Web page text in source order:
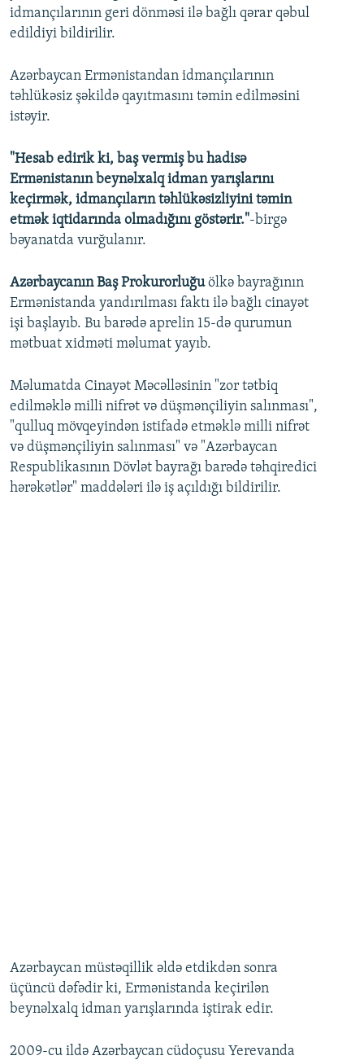
idmançılarının geri dönməsi ilə bağlı qərar qəbul
edildiyi bildirilir.
Azərbaycan Ermənistandan idmançılarının
təhlükəsiz şəkildə qayıtmasını təmin edilməsini
istəyir.
"Hesab edirik ki, baş vermiş bu hadisə
Ermənistanın beynəlxalq idman yarışlarını
keçirmək, idmançıların təhlükəsizliyini təmin
etmək iqtidarında olmadığını göstərir."-birgə
bəyanatda vurğulanır.
Azərbaycanın Baş Prokurorluğuölkə bayrağının
Ermənistanda yandırılması faktı ilə bağlı cinayət
işi başlayıb. Bu barədə aprelin 15-də qurumun
mətbuat xidməti məlumat yayıb.
Məlumatda Cinayət Məcəlləsinin "zor tətbiq
edilməklə milli nifrət və düşmənçiliyin salınması",
"qulluq mövqeyindən istifadə etməklə milli nifrət
və düşmənçiliyin salınması" və "Azərbaycan
Respublikasının Dövlət bayrağı barədə təhqiredici
hərəkətlər" maddələri ilə iş açıldığı bildirilir.
Azərbaycan müstəqillik əldə etdikdən sonra
üçüncü dəfədir ki, Ermənistanda keçirilən
beynəlxalq idman yarışlarında iştirak edir.
2009-cu ildə Azərbaycan cüdoçusu Yerevanda